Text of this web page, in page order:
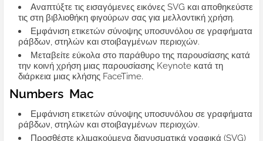
Αναπτύξτε τις εισαγόμενες εικόνες SVG και αποθηκεύστε
τις στη βιβλιοθήκη φιγούρων σας για μελλοντική χρήση.
Εμφάνιση ετικετών σύνοψης υποσυνόλου σε γραφήματα
ράβδων, στηλών και στοιβαγμένων περιοχών.
Μεταβείτε εύκολα στο παράθυρο της παρουσίασης κατά
την κοινή χρήση μιας παρουσίασης Keynote κατά τη
διάρκεια μιας κλήσης FaceTime.
Numbers Mac
Εμφάνιση ετικετών σύνοψης υποσυνόλου σε γραφήματα
ράβδων, στηλών και στοιβαγμένων περιοχών.
Προσθέστε κλιμακούμενα διανυσματικά γραφικά (SVG)